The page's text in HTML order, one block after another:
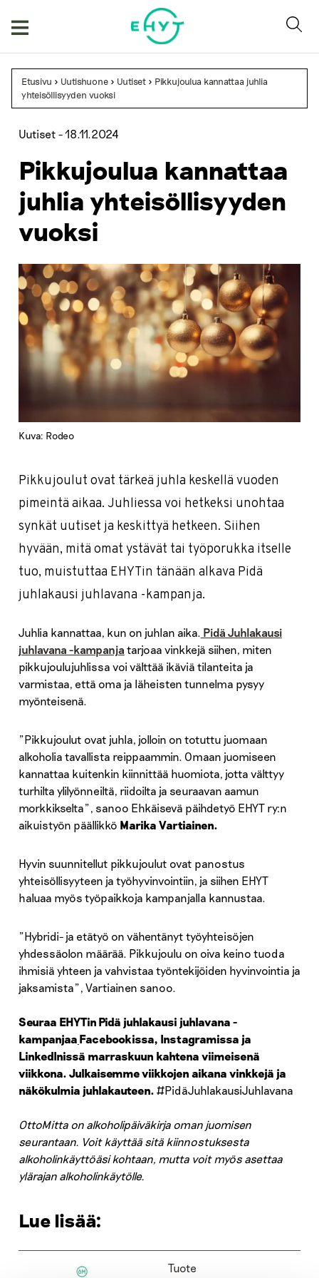
Etusivu > Uutishuone > Uutiset > Pikkujoulua kannattaa juhlia
yhteisöllisyyden vuoksi
Uutiset -18.11.2024
Pikkujoulua kannattaa
juhlia yhteisöllisyyden
vuoksi
Kuva: Rodeo
Pikkujoulut ovat tärkeä juhla keskellä vuoden
pimeintä aikaa. Juhliessa voi hetkeksi unohtaa
synkät uutiset ja keskittyä hetkeen. Siihen
hyvään, mitä omat ystävät tai työporukka itselle
tuo, muistuttaa EHYTin tänään alkava Pidä
juhlakausi juhlavana -kampanja.
Juhlia kannattaa, kun on juhlan aika. Pidä Juhlakausi
juhlavana -kampanja tarjoaa vinkkejä siihen, miten
pikkujoulujuhlissa voi välttää ikäviä tilanteita ja
varmistaa, että oma ja läheisten tunnelma pysyy
myönteisenä.
”Pikkujoulut ovat juhla, jolloin on totuttu juomaan
alkoholia tavallista reippaammin. Omaan juomiseen
kannattaa kuitenkin kiinnittää huomiota, jotta välttyy
turhilta ylilyönneiltä, riidoilta ja seuraavan aamun
morkkikselta”, sanoo Ehkäisevä päihdetyö EHYT ry:n
aikuistyön päällikkö Marika Vartiainen.
Hyvin suunnitellut pikkujoulut ovat panostus
yhteisöllisyyteen ja työhyvinvointiin, ja siihen EHYT
haluaa myös työpaikkoja kampanjalla kannustaa.
”Hybridi- ja etätyö on vähentänyt työyhteisöjen
yhdessäolon määrää. Pikkujoulu on oiva keino tuoda
ihmisiä yhteen ja vahvistaa työntekijöiden hyvinvointia ja
jaksamista”, Vartiainen sanoo.
Seuraa EHYTin Pidä juhlakausi juhlavana -
kampanjaa Facebookissa, Instagramissa ja
LinkedInissä marraskuun kahtena viimeisenä
viikkona. Julkaisemme viikkojen aikana vinkkejä ja
näkökulmia juhlakauteen. #PidäJuhlakausiJuhlavana
OttoMitta on alkoholipäiväkirja oman juomisen
seurantaan. Voit käyttää sitä kiinnostuksesta
alkoholinkäyttöäsi kohtaan, mutta voit myös asettaa
ylärajan alkoholinkäytölle.
Lue lisää:
Tuote